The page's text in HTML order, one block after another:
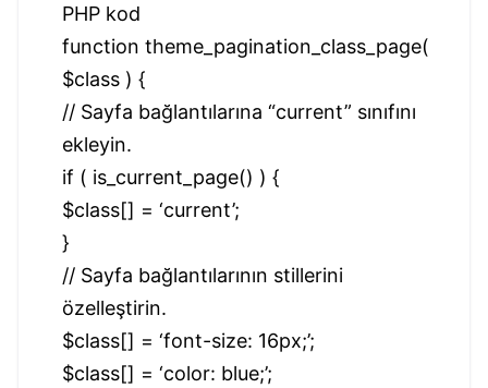
PHP kod
function theme_pagination_class_page(
$class ) {
// Sayfa bağlantılarına “current” sınıfını
ekleyin.
if ( is_current_page() ) {
$class[] = ‘current’;
}
// Sayfa bağlantılarının stillerini
özelleştirin.
$class[] = ‘font-size: 16px;’;
$class[] = ‘color: blue;’;